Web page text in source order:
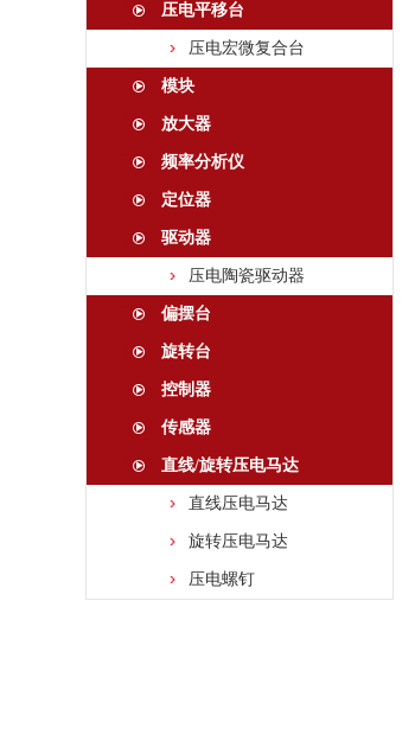
压电平移台
压电宏微复合台
模块
放大器
频率分析仪
定位器
驱动器
压电陶瓷驱动器
偏摆台
旋转台
控制器
传感器
直线/旋转压电马达
直线压电马达
旋转压电马达
压电螺钉